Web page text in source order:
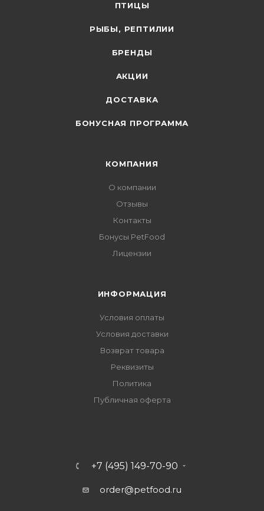
ПТИЦЫ
РЫБЫ, РЕПТИЛИИ
БРЕНДЫ
АКЦИИ
ДОСТАВКА
БОНУСНАЯ ПРОГРАММА
КОМПАНИЯ
О компании
Отзывы
Контакты
Бонусы PetFood
Лицензии
ИНФОРМАЦИЯ
Условия оплаты
Условия доставки
Возврат товара
Реквизиты
Политика
Публичная оферта
+7 (495) 149-70-90
order@petfood.ru